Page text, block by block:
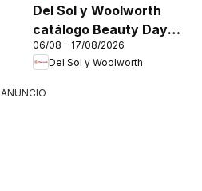
Del Sol y Woolworth
catálogo Beauty Days
On Fire
06/08 - 17/08/2026
Del Sol y Woolworth
ANUNCIO